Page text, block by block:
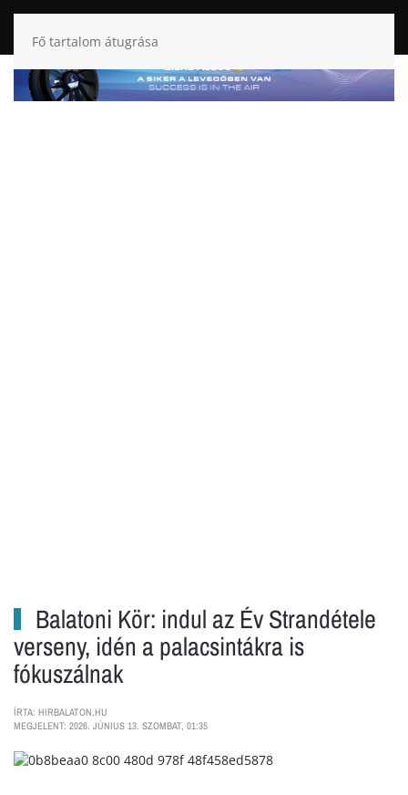
Fő tartalom átugrása
Balatoni Kör: indul az Év Strandétele
verseny, idén a palacsintákra is
fókuszálnak
ÍRTA: HIRBALATON.HU
MEGJELENT: 2026. JÚNIUS 13. SZOMBAT, 01:35